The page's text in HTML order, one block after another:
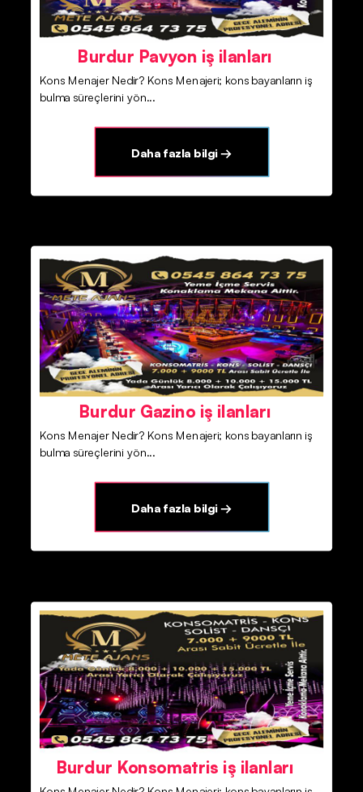
Burdur Pavyon iş ilanları
Kons Menajer Nedir? Kons Menajeri; kons bayanların iş
bulma süreçlerini yön...
Daha fazla bilgi →
Burdur Gazino iş ilanları
Kons Menajer Nedir? Kons Menajeri; kons bayanların iş
bulma süreçlerini yön...
Daha fazla bilgi →
Burdur Konsomatris iş ilanları